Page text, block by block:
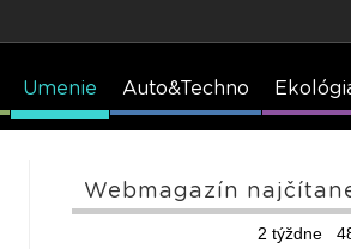
Umenie Auto&Techno
Webmagazín
2 týždne